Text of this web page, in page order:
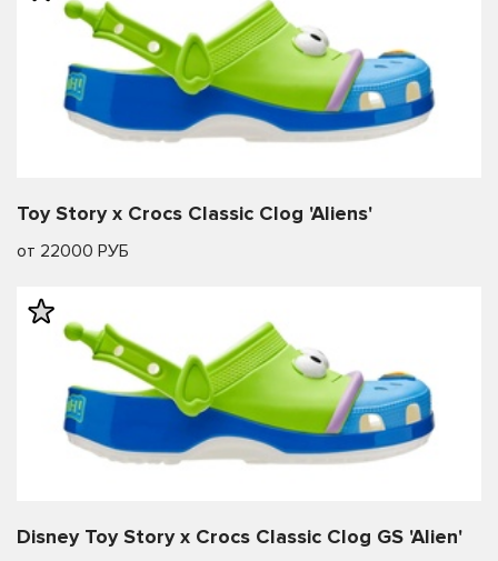
Toy Story x Crocs Classic Clog 'Aliens'
от 22000 РУБ
Disney Toy Story x Crocs Classic Clog GS 'Alien'